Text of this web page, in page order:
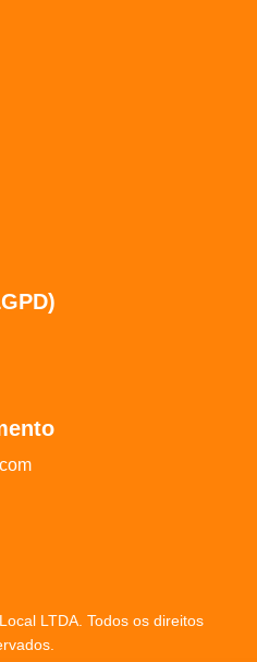
LTDA. Todos os direitos